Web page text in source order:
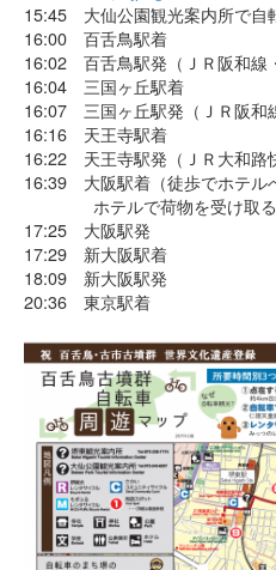
15:45 大仙公園観光案内所で自
16:00 百舌鳥駅着
16:02 百舌鳥駅発（ＪＲ阪和線
16:04 三国ヶ丘駅着
16:07 三国ヶ丘駅発（ＪＲ阪和
16:16 天王寺駅着
16:22 天王寺駅発（ＪＲ大和路
16:39 大阪駅着（徒歩でホテル
ホテルで荷物を受け取る
17:25 大阪駅発
17:29 新大阪駅着
18:09 新大阪駅発
20:36 東京駅着